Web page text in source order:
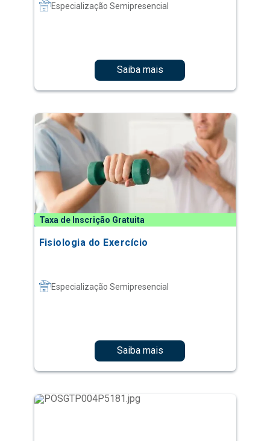
Especialização Semipresencial
Saiba mais
Taxa de Inscrição Gratuita
Fisiologia do Exercício
Especialização Semipresencial
Saiba mais